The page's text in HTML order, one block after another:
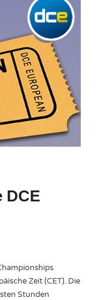
DCE
Zeit (CET). Die
Stunden